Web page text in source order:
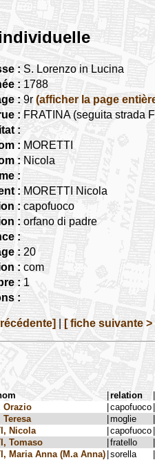
: S. Lorenzo in Lucina
: 1788
: 9r (afficher la page
: FRATINA (seguita strada
:
: MORETTI
: Nicola
:
: MORETTI Nicola
: capofuoco
: orfano di padre
:
: 20
: com
: 1
:
[ fiche suivante >
|relation
|
Orazio |capofuoco |
Teresa |moglie
|
Nicola |capofuoco |
Tomaso |fratello
|
Maria Anna (M.a Anna) |sorella |